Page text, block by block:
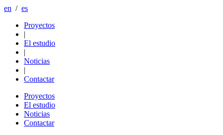
en / es
Proyectos
|
El estudio
|
Noticias
|
Contactar
Proyectos
El estudio
Noticias
Contactar